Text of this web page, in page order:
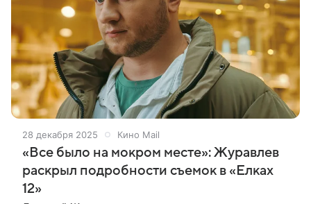
28 декабря 2025 Кино Mail
«Все было на мокром месте»: Журавлев
раскрыл подробности съемок в «Елках
12»